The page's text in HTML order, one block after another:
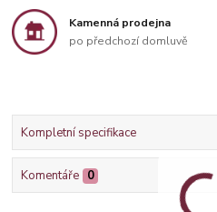
Kamenná prodejna
po předchozí domluvě
Kompletní specifikace
Komentáře 0